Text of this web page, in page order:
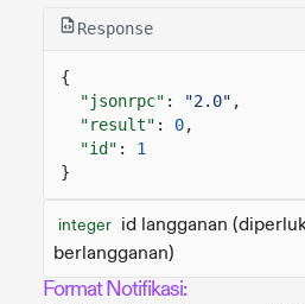
Response
{
"jsonrpc" : "2.0" ,
"result" : 0,
"id" :
1
}
integer id langganan
berlangganan)
Format Notifikasi: